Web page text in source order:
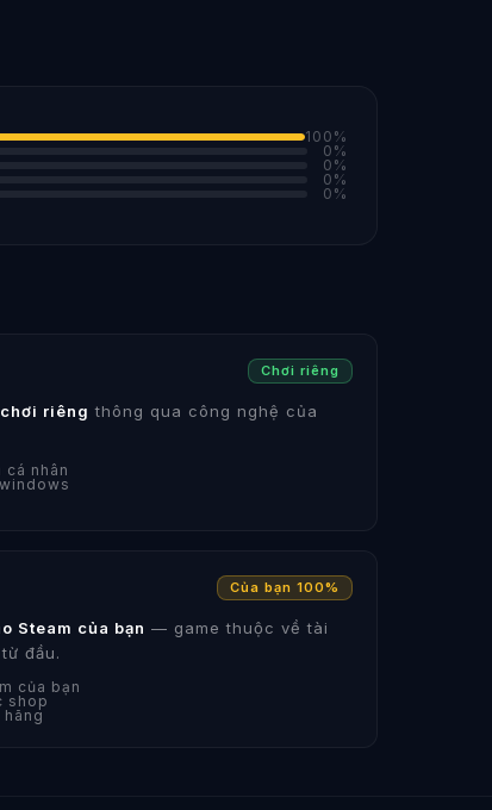
100 %
0 %
0 %
0 %
0 %
Chơi riêng
riêng thông qua công nghệ của
nhân
Của bạn 100%
Steam của bạn — game thuộc về tài
đầu.
của bạn
shop